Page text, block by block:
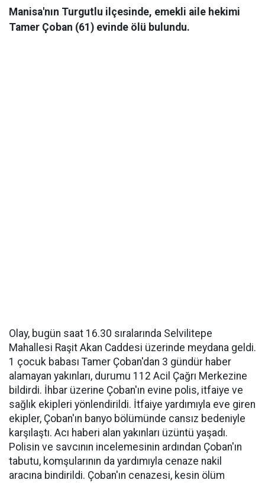
Manisa'nın Turgutlu ilçesinde, emekli aile hekimi
Tamer Çoban (61) evinde ölü bulundu.
Olay, bugün saat 16.30 sıralarında Selvilitepe
Mahallesi Raşit Akan Caddesi üzerinde meydana geldi.
1 çocuk babası Tamer Çoban'dan 3 gündür haber
alamayan yakınları, durumu 112 Acil Çağrı Merkezine
bildirdi. İhbar üzerine Çoban'ın evine polis, itfaiye ve
sağlık ekipleri yönlendirildi. İtfaiye yardımıyla eve giren
ekipler, Çoban'ın banyo bölümünde cansız bedeniyle
karşılaştı. Acı haberi alan yakınları üzüntü yaşadı.
Polisin ve savcının incelemesinin ardından Çoban'ın
tabutu, komşularının da yardımıyla cenaze nakil
aracına bindirildi. Çoban'ın cenazesi, kesin ölüm